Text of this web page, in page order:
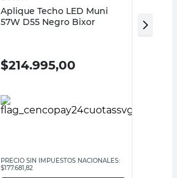
Aplique Techo LED Muni
57W D55 Negro Bixor
$214.995,00
PRECIO SIN IMPUESTOS NACIONALES:
$177.681,82
W